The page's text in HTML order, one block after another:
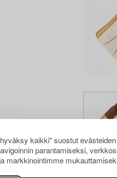
kaikki" suostut
parantamiseksi,
markkinointimme